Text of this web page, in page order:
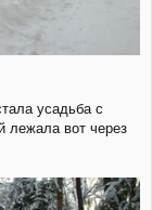
усадьба с
лежала вот через